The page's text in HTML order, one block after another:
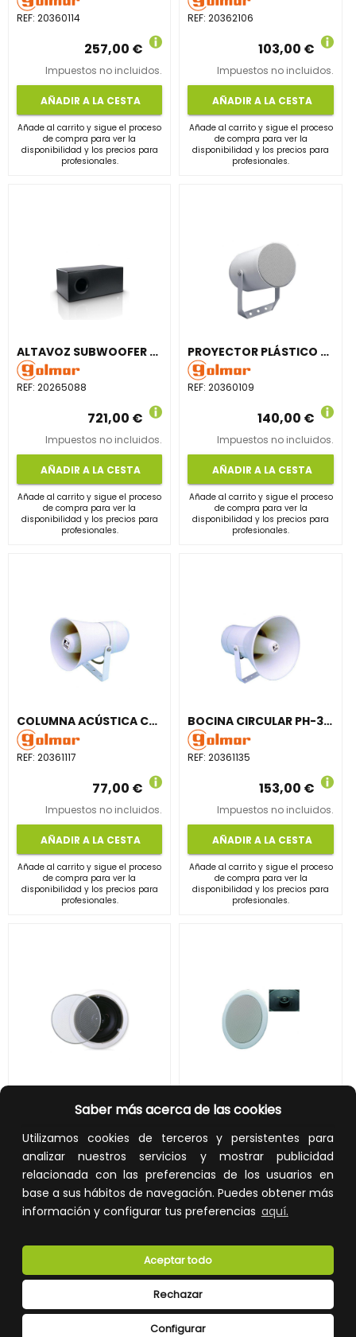
Saber más acerca de las cookies
Utilizamos cookies de terceros y persistentes para
analizar nuestros servicios y mostrar publicidad
relacionada con las preferencias de los usuarios en
base a sus hábitos de navegación. Puedes obtener más
información y configurar tus preferencias aquí.
Configurar
Rechazar
Aceptar todo
REF: 20360114
257,00 €
Impuestos no incluidos.
AÑADIR A LA CESTA
Añade al carrito y sigue el proceso
de compra para ver la
disponibilidad y los precios para
profesionales.
REF:20362106
103,00 €
Impuestos no incluidos.
AÑADIR A LA CESTA
Añade al carrito y sigue el proceso
de compra para ver la
disponibilidad y los precios para
profesionales.
ALTAVOZ SUBWOOFER MD-88S
REF: 20265088
721,00 €
Impuestos no incluidos.
AÑADIR A LA CESTA
Añade al carrito y sigue el proceso
de compra para ver la
disponibilidad y los precios para
profesionales.
PROYECTOR PLÁSTICO CIRCULAR CAD-20TC ALTAVOZ 5"
REF:20360109
140,00 €
Impuestos no incluidos.
AÑADIR A LA CESTA
Añade al carrito y sigue el proceso
de compra para ver la
disponibilidad y los precios para
profesionales.
COLUMNA ACÚSTICA CS-940 PARA INTERIOR 40/20W
REF: 20361117
77,00 €
Impuestos no incluidos.
AÑADIR A LA CESTA
Añade al carrito y sigue el proceso
de compra para ver la
disponibilidad y los precios para
profesionales.
BOCINA CIRCULAR PH-30T EXTERIOR PLÁSTICO ABS GRIS
REF:20361135
153,00 €
Impuestos no incluidos.
AÑADIR A LA CESTA
Añade al carrito y sigue el proceso
de compra para ver la
disponibilidad y los precios para
profesionales.
162,00 €
Impuestos no incluidos.
AÑADIR A LA CESTA
de compra para ver la
disponibilidad y los precios para
80,00 €
Impuestos no incluidos.
AÑADIR A LA CESTA
de compra para ver la
disponibilidad y los precios para